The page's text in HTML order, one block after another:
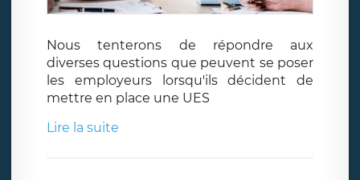
Nous tenterons de répondre aux
diverses questions que peuvent se poser
les employeurs lorsqu'ils décident de
mettre en place une UES
Lire la suite